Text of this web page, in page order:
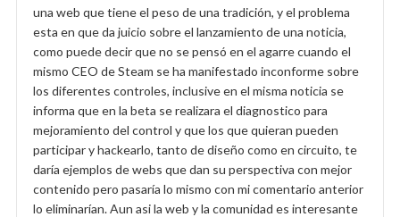
una web que tiene el peso de una tradición, y el problema
esta en que da juicio sobre el lanzamiento de una noticia,
como puede decir que no se pensó en el agarre cuando el
mismo CEO de Steam se ha manifestado inconforme sobre
los diferentes controles, inclusive en el misma noticia se
informa que en la beta se realizara el diagnostico para
mejoramiento del control y que los que quieran pueden
participar y hackearlo, tanto de diseño como en circuito, te
daría ejemplos de webs que dan su perspectiva con mejor
contenido pero pasaría lo mismo con mi comentario anterior
lo eliminarían. Aun asi la web y la comunidad es interesante